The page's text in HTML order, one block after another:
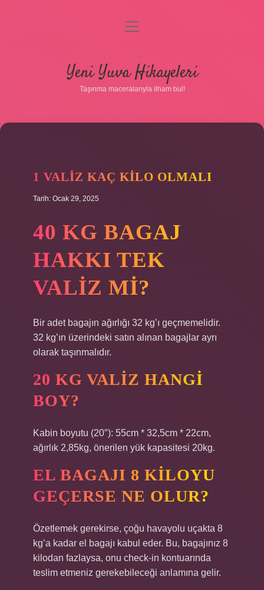
Gizlilik Politikası
Hakkımızda
menüyü
Yeni Yuva Hikayeleri
Taşınma maceralarıyla ilham bul!
1 VALIZ KAÇ KILO OLMALI
Tarih: Ocak 29, 2025
40 KG BAGAJ
HAKKI TEK
VALIZ MI?
Bir adet bagajın ağırlığı 32 kg’ı geçmemelidir.
32 kg’ın üzerindeki satın alınan bagajlar ayrı
olarak taşınmalıdır.
20 KG VALIZ HANGI
BOY?
Kabin boyutu (20″): 55cm * 32,5cm * 22cm,
ağırlık 2,85kg, önerilen yük kapasitesi 20kg.
EL BAGAJI 8 KILOYU
GEÇERSE NE OLUR?
Özetlemek gerekirse, çoğu havayolu uçakta 8
kg’a kadar el bagajı kabul eder. Bu, bagajınız 8
kilodan fazlaysa, onu check-in kontuarında
teslim etmeniz gerekebileceği anlamına gelir.